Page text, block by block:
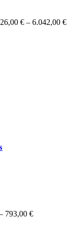
€ – 6.042,00 €
793,00 €